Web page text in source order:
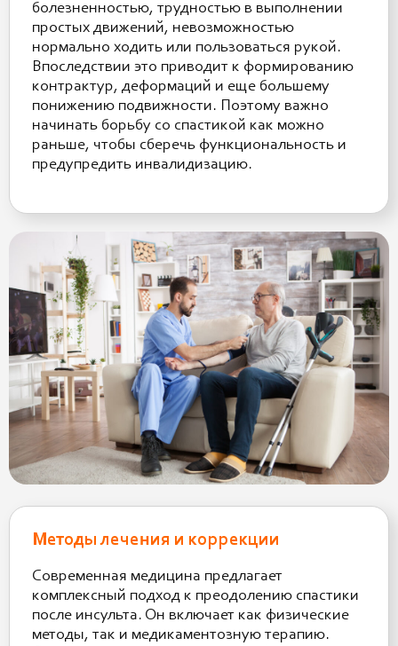
болезненностью, трудностью в выполнении
простых движений, невозможностью
нормально ходить или пользоваться рукой.
Впоследствии это приводит к формированию
контрактур, деформаций и еще большему
понижению подвижности. Поэтому важно
начинать борьбу со спастикой как можно
раньше, чтобы сберечь функциональность и
предупредить инвалидизацию.
Методы лечения и коррекции
Современная медицина предлагает
комплексный подход к преодолению спастики
после инсульта. Он включает как физические
методы, так и медикаментозную терапию.